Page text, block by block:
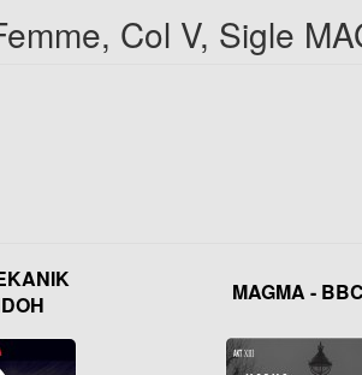
Col V, Sigle
MAGMA -